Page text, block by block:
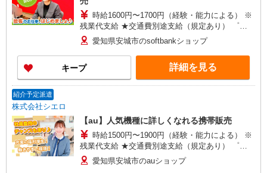
時給1600円〜1700円（経験・能力による） ※
残業代支給 ★交通費別途支給（規定あり） ゜
+゜・。○。・゜+゜・。○。・゜+゜ 入社祝い金10
万円支給(規定有) お友達を紹介頂くと, インセンテ
ィブ支給(規定有) ★月2回払い・週払い可能（規程
有）★ ゜・。○。・゜+゜・。○。・゜+゜
愛知県安城市のsoftbankショップ
キープ 詳細を見る
紹介予定派遣
株式会社シエロ
【au】人気機種に詳しくなれる携帯販売
時給1500円〜1900円（経験・能力による） ※
残業代支給 ★交通費別途支給（規定あり） ゜
+゜・。○。・゜+゜・。○。・゜+゜ 入社祝い金10
万円支給(規定有) お友達を紹介頂くと, インセンテ
愛知県安城市のauショップ